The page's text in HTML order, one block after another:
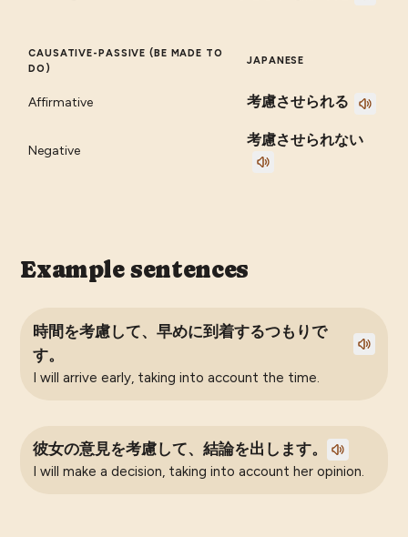
CAUSATIVE-PASSIVE (BE MADE TO
DO)
JAPANESE
Affirmative 考慮させられる
Negative
考慮させられない
Example sentences
時間を考慮して、早めに到着するつもりで
す。
I will arrive early, taking into account the time.
彼女の意見を考慮して、結論を出します。
I will make a decision, taking into account her opinion.